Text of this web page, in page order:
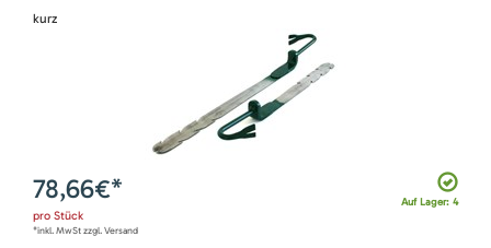
kurz
Auf Lager: 4
78,66€*
pro Stück
*inkl. MwSt zzgl. Versand